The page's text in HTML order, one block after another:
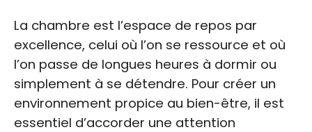
La chambre est l’espace de repos par
excellence, celui où l’on se ressource et où
l’on passe de longues heures à dormir ou
simplement à se détendre. Pour créer un
environnement propice au bien-être, il est
essentiel d’accorder une attention